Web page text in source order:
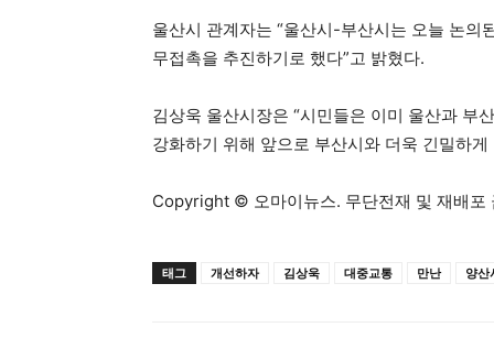
울산시 관계자는 “울산시-부산시는 오늘 논의
무접촉을 추진하기로 했다”고 밝혔다.
김상욱 울산시장은 “시민들은 이미 울산과 부
강화하기 위해 앞으로 부산시와 더욱 긴밀하
Copyright © 오마이뉴스. 무단전재 및 재배포
태그 개선하자 김상욱 대중교통 만난 양산